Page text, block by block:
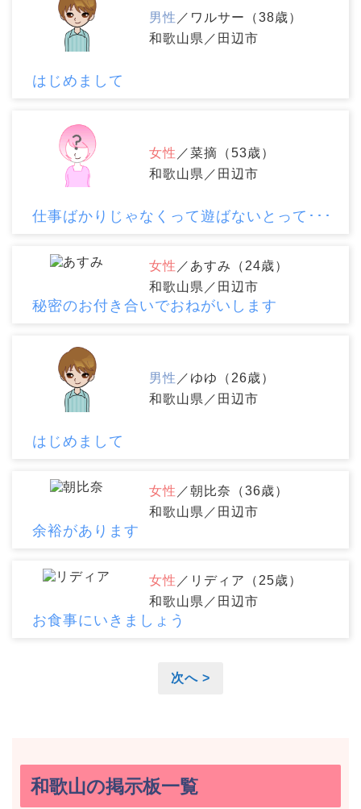
男性 ／ワルサー（38歳）
和歌山県／田辺市
はじめまして
女性 ／菜摘（53歳）
和歌山県／田辺市
仕事ばかりじゃなくって遊ばないとって･･･
女性 ／あすみ（24歳）
和歌山県／田辺市
秘密のお付き合いでおねがいします
男性 ／ゆゆ（26歳）
和歌山県／田辺市
はじめまして
女性 ／朝比奈（36歳）
和歌山県／田辺市
余裕があります
女性 ／リディア（25歳）
和歌山県／田辺市
お食事にいきましょう
次へ >
和歌山の掲示板一覧